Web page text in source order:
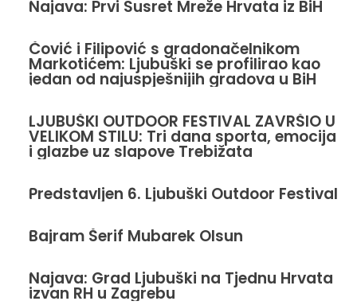
Najava: Prvi Susret Mreže Hrvata iz BiH
Čović i Filipović s gradonačelnikom
Markotićem: Ljubuški se profilirao kao
jedan od najuspješnijih gradova u BiH
LJUBUŠKI OUTDOOR FESTIVAL ZAVRŠIO U
VELIKOM STILU: Tri dana sporta, emocija
i glazbe uz slapove Trebižata
Predstavljen 6. Ljubuški Outdoor Festival
Bajram Šerif Mubarek Olsun
Najava: Grad Ljubuški na Tjednu Hrvata
izvan RH u Zagrebu